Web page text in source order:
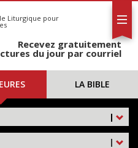
Liturgique pour
Recevez gratuitement
du jour par courriel
LA BIBLE
|
|